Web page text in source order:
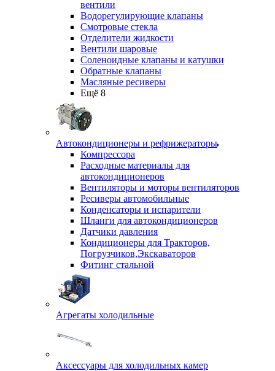
вентили
Водорегулирующие клапаны
Смотровые стекла
Отделители жидкости
Вентили шаровые
Соленоидные клапаны и катушки
Обратные клапаны
Масляные ресиверы
Ещё 8
Автокондиционеры и рефрижераторы
Компрессора
Расходные материалы для
автокондиционеров
Вентиляторы и моторы вентиляторов
Ресиверы автомобильные
Конденсаторы и испарители
Шланги для автокондиционеров
Датчики давления
Кондиционеры для Тракторов,
Погрузчиков,Экскаваторов
Фитинг стальной
Агрегаты холодильные
Аксессуары для холодильных камер